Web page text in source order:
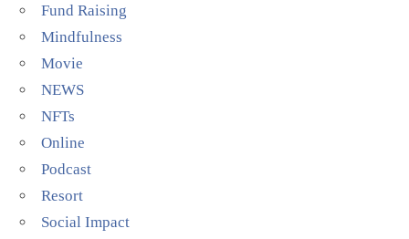
Fund Raising
Mindfulness
Movie
NEWS
NFTs
Online
Podcast
Resort
Social Impact